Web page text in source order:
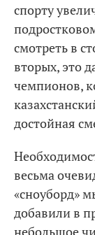
спорту
смотреть в
вторых, это
чемпионов,
достойная
весьма
«сноуборд»
добавили в
небольшое